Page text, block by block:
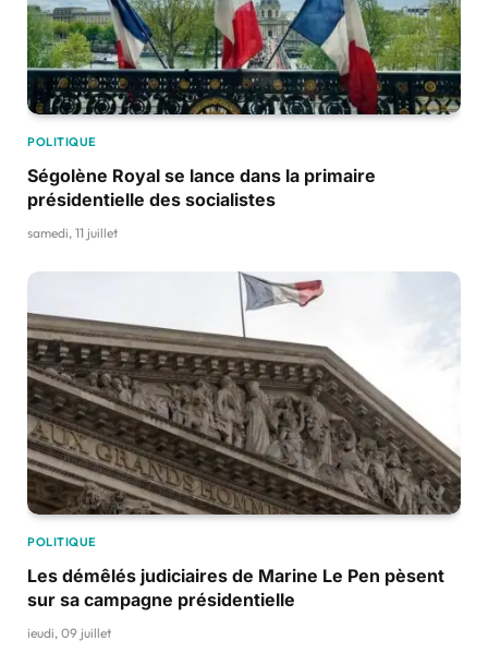
POLITIQUE
Ségolène Royal se lance dans la primaire
présidentielle des socialistes
samedi, 11 juillet
POLITIQUE
Les démêlés judiciaires de Marine Le Pen pèsent
sur sa campagne présidentielle
jeudi, 09 juillet